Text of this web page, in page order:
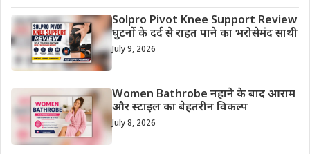
Solpro Pivot Knee Support Review
घुटनों के दर्द से राहत पाने का भरोसेमंद साथी
July 9, 2026
Women Bathrobe नहाने के बाद आराम
और स्टाइल का बेहतरीन विकल्प
July 8, 2026